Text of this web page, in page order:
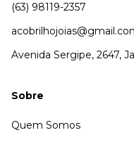
(63) 98119-2357
Avenida Sergipe, 2647,
Sobre
Quem Somos